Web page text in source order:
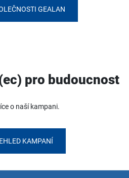
GEALAN
pro budoucnost
o naší kampani.
KAMPANÍ